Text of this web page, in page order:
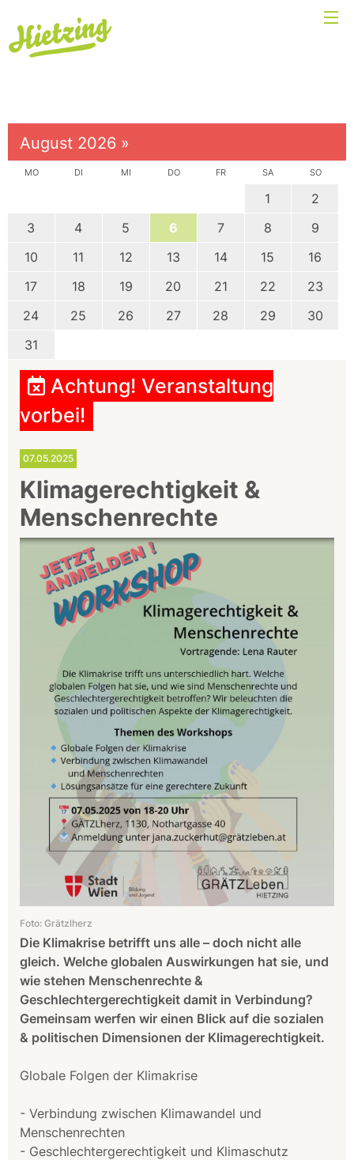
August 2026 »
MO DI MI DO FR SA SO
1
2
3
4 5 6 7 8
9
10
11 12 13 14 15
16
17
18 19 20 21 22
23
24
25 26 27 28 29
30
31
Achtung! Veranstaltung
vorbei!
07.05.2025
Klimagerechtigkeit &
Menschenrechte
Foto: Grätzlherz
Die Klimakrise betrifft uns alle – doch nicht alle
gleich. Welche globalen Auswirkungen hat sie, und
wie stehen Menschenrechte &
Geschlechtergerechtigkeit damit in Verbindung?
Gemeinsam werfen wir einen Blick auf die sozialen
& politischen Dimensionen der Klimagerechtigkeit.
Globale Folgen der Klimakrise
- Verbindung zwischen Klimawandel und
Menschenrechten
- Geschlechtergerechtigkeit und Klimaschutz